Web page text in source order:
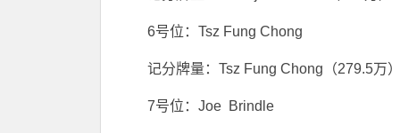
6号位：Tsz Fung Chong
记分牌量：Tsz Fung Chong（279.5万
7号位：Joe Brindle